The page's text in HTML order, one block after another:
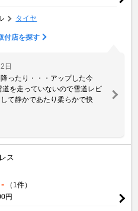
タイヤ
付店を探す
日
ったり・・・アップした今
を走っていないので雪道レビ
て静かであたり柔らかで快
ス
-
（1件）
円